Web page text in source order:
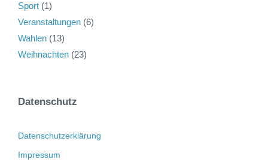
Sport (1)
Veranstaltungen (6)
Wahlen (13)
Weihnachten (23)
Datenschutz
Datenschutzerklärung
Impressum